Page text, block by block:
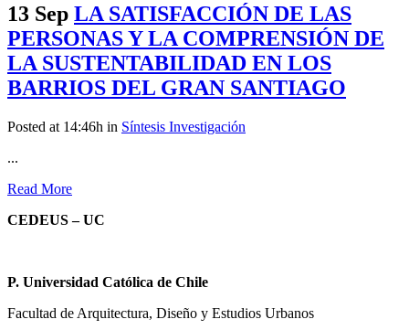
13 Sep LA SATISFACCIÓN DE LAS
PERSONAS Y LA COMPRENSIÓN DE
LA SUSTENTABILIDAD EN LOS
BARRIOS DEL GRAN SANTIAGO
Posted at 14:46h in Síntesis Investigación
...
Read More
CEDEUS – UC
P. Universidad Católica de Chile
Facultad de Arquitectura, Diseño y Estudios Urbanos